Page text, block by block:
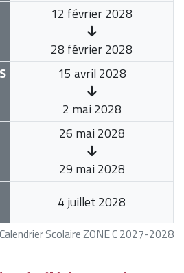
Calendrier Scolaire ZONE C 2027-2028
12 février 2028
28 février 2028
15 avril 2028
2 mai 2028
26 mai 2028
29 mai 2028
4 juillet 2028